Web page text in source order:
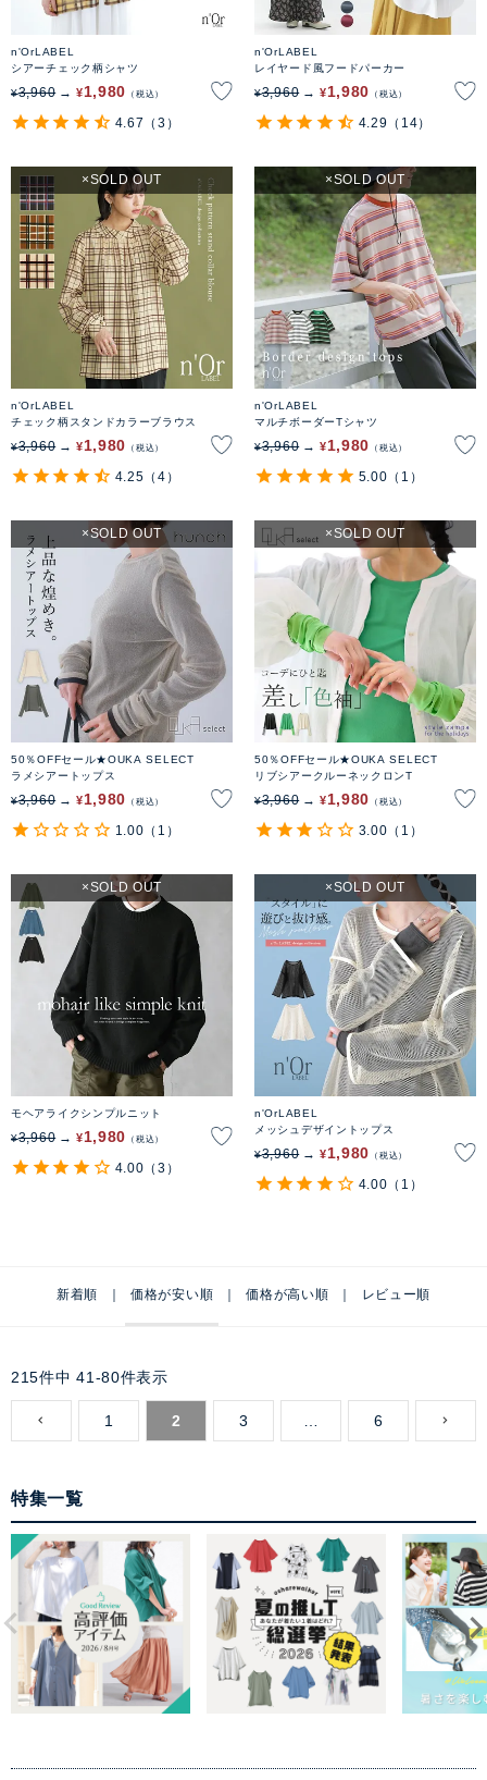
n'OrLABEL
シアーチェック柄シャツ
¥3,960 ¥1,980 税込
4.67 （3）
n'OrLABEL
レイヤード風フードパーカー
¥3,960 ¥1,980 税込
4.29 （14）
n'OrLABEL
チェック柄スタンドカラーブラウス
¥3,960 ¥1,980 税込
SOLD OUT
4.25 （4）
n'OrLABEL
マルチボーダーTシャツ
¥3,960 ¥1,980 税込
SOLD OUT
5.00 （1）
50％OFFセール★OUKA SELECT
ラメシアートップス
¥3,960 ¥1,980 税込
SOLD OUT
1.00 （1）
50％OFFセール★OUKA SELECT
リブシアークルーネックロンT
¥3,960 ¥1,980 税込
SOLD OUT
3.00 （1）
モヘアライクシンプルニット
¥3,960 ¥1,980 税込
SOLD OUT
4.00 （3）
n'OrLABEL
メッシュデザイントップス
¥3,960 ¥1,980 税込
SOLD OUT
4.00 （1）
新着順 価格が安い順 価格が高い順 レビュー順
215件中 41 -80件表示
1 2 3 6
特集一覧